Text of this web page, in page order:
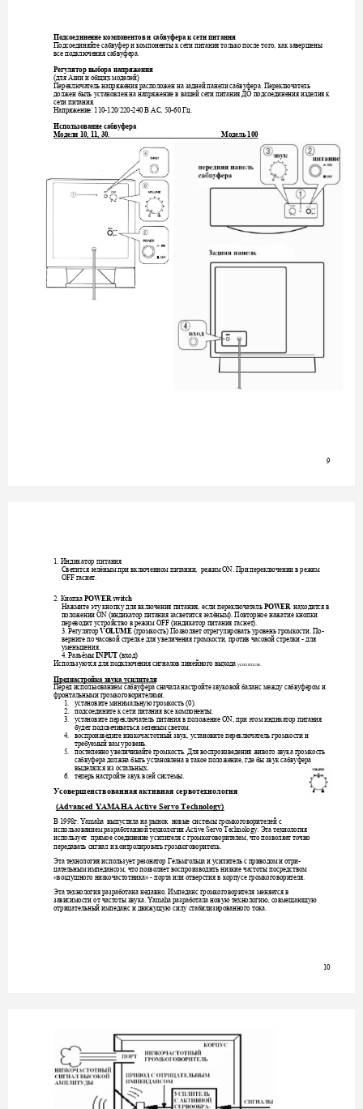
Подсоединение компонентов и сабвуфера к сети питания
Подсоединяйте сабвуфер и компоненты к сети питания только после того, как завершены
все подключения сабвуфера.
Регулятор выбора напряжения
(для Азии и общих моделей)
Переключатель напряжения расположен на задней панели сабвуфера. Переключатель
должен быть установлен на напряжение в вашей сети питания ДО подсоединения изделия к
сети питания.
Напряжение: 110-120/220-240 В АС, 50-60 Гц.
Использование сабвуфера
Модели 10, 11, 30. Модель 100
9
1. Индикатор питания
Светится зелёным при включенном питании, режим ON. При переключении в режим
OFF гаснет.
2. Кнопка POWER switch
Нажмите эту кнопку для включения питания, если переключатель POWER находится в
положении ON (индикатор питания засветится зелёным). Повторное нажатие кнопки
переводит устройство в режим OFF (индикатор питания гаснет).
3. Регулятор VOLUME (громкость) Позволяет отрегулировать уровень громкости. По-
верните по часовой стрелке для увеличения громкости, против часовой стрелки - для
уменьшения.
4. Разъёмы INPUT (вход)
Используются для подключения сигналов линейного выхода усилителя.
Преднастройка звука усилителя
Перед использованием сабвуфера сначала настройте звуковой баланс между сабвуфером и
фронтальными громкоговорителями.
1. установите минимальную громкость (0).
2.
подсоедините к сети питания все компоненты.
3. установите переключатель питания в положение ON, при этом индикатор питания
будет подсвечиваться зеленым светом.
4. воспроизведите низкочастотный звук, установите переключатель громкости н
требуемый вам уровень.
5. постепенно увеличивайте громкость. Для воспроизведения живого звука громкость
сабвуфера должна быть установлена в такое положение, где бы звук сабвуфера
выделялся из остальных.
6.
теперь настройте звук всей системы.
Усовершенствованная активная сервотехнология
(Advanced YAMAHA Active Servo Technology)
В 1998г. Yamaha выпустила на рынок новые системы громкоговорителей с
использованием разработанной технологии Active Servo Technology. Эта технология
использует прямое соединение усилителя с громкоговорителем, что позволяет точно
передавать сигнал и контролировать громкоговоритель.
Эта технология использует резонатор Гельмгольца и усилитель с приводом и отри-
цательным импедансом, что позволяет воспроизводить низкие частоты посредством
«воздушного низкочастотника» - порта или отверстия в корпусе громкоговорителя.
Эта технология разработана недавно. Импеданс громкоговорителя меняется в
зависимости от частоты звука. Yamaha разработала новую технологию, совмещающую
отрицательный импеданс и движущую силу стабилизированного тока.
10